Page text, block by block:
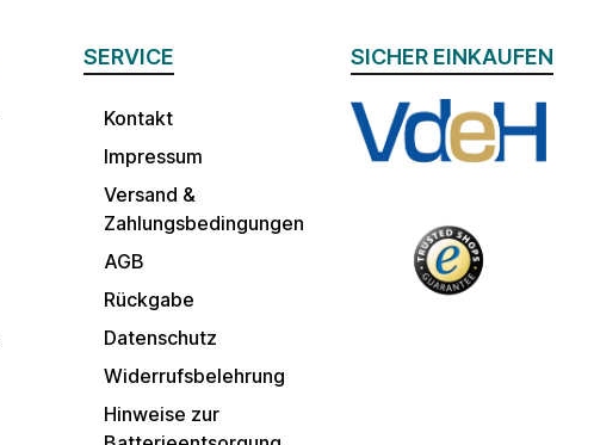
SERVICE
Kontakt
Impressum
Versand &
Zahlungsbedingungen
AGB
Rückgabe
Datenschutz
Widerrufsbelehrung
Hinweise zur
SICHER EINKAUFEN